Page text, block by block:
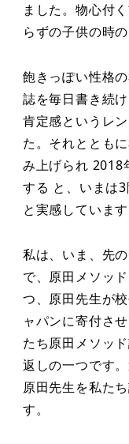
ました。物心付
らずの子供の時
飽きっぽい性格
誌を毎日書き続
肯定感というレ
た。それととも
み上げられ 2018
する と、いまは
と実感しています
私は、いま、先
で、原田メソッ
つ、原田先生が
ャパンに寄付さ
たち原田メソッ
返しの一つです
原田先生を私た
す。